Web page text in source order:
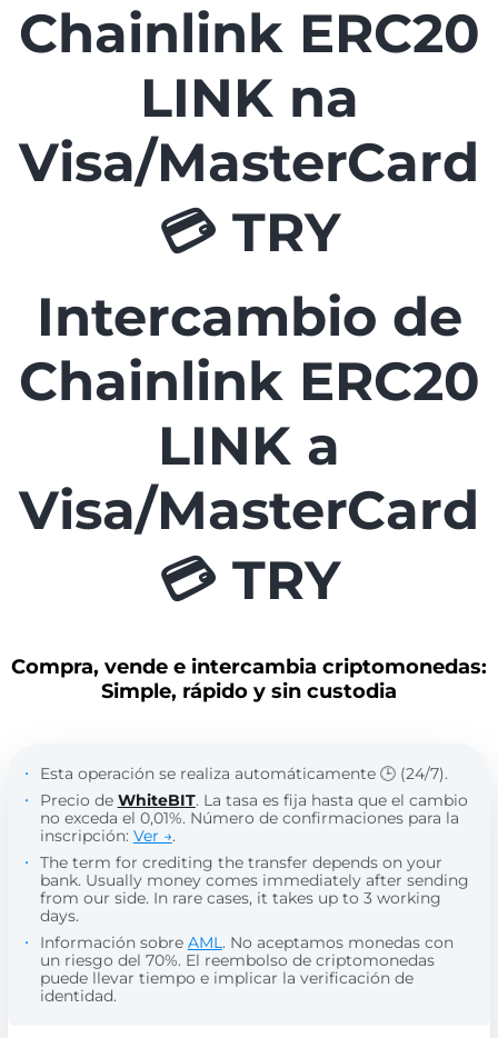
Chainlink ERC20
LINK na
Visa/MasterCard
💳 TRY
Intercambio de
Chainlink ERC20
LINK a
Visa/MasterCard
💳 TRY
Compra, vende e intercambia criptomonedas:
Simple, rápido y sin custodia
Esta operación se realiza automáticamente 🕒 (24/7).
Precio de WhiteBIT. La tasa es fija hasta que el cambio
no exceda el 0,01%. Número de confirmaciones para la
inscripción: Ver →.
The term for crediting the transfer depends on your
bank. Usually money comes immediately after sending
from our side. In rare cases, it takes up to 3 working
days.
Información sobre AML. No aceptamos monedas con
un riesgo del 70%. El reembolso de criptomonedas
puede llevar tiempo e implicar la verificación de
identidad.